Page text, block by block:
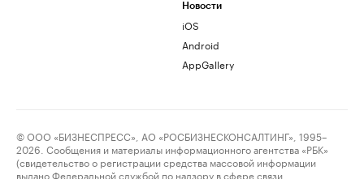
Новости
iOS
Android
AppGallery
© ООО «БИЗНЕСПРЕСС», АО «РОСБИЗНЕСКОНСАЛТИНГ», 1995–
2026. Сообщения и материалы информационного агентства «РБК»
(свидетельство о регистрации средства массовой информации
выдано Федеральной службой по надзору в сфере связи,